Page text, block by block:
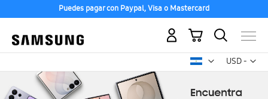
Puedes pagar con Paypal, Visa o Mastercard
USD -
dólar
Mi carrito